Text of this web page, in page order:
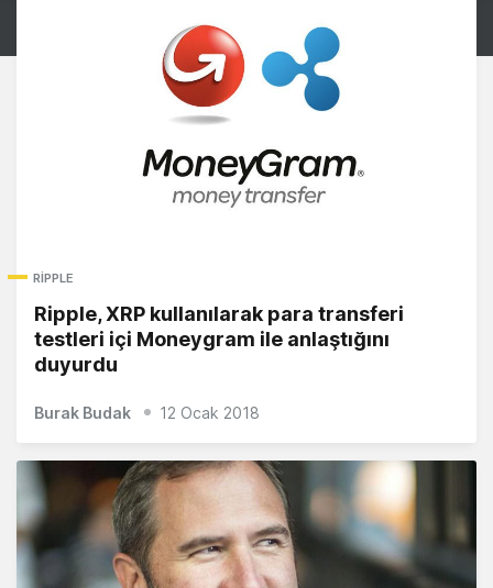
RIPPLE
Ripple, XRP kullanılarak para transferi
testleri içi Moneygram ile anlaştığını
duyurdu
Burak Budak 12 Ocak 2018